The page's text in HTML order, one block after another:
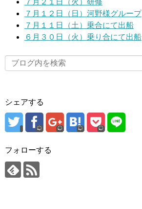
７月２１日（火）研修
７月１２日（日）河野様グループ
７月１１日（土）乗合にて出船
６月３０日（火）乗り合にて出船
シェアする
フォローする